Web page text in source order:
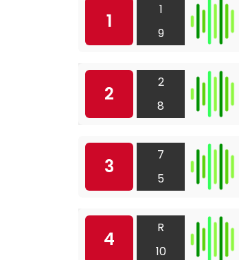
1
1
9
2
2
8
3
7
5
4
R
10